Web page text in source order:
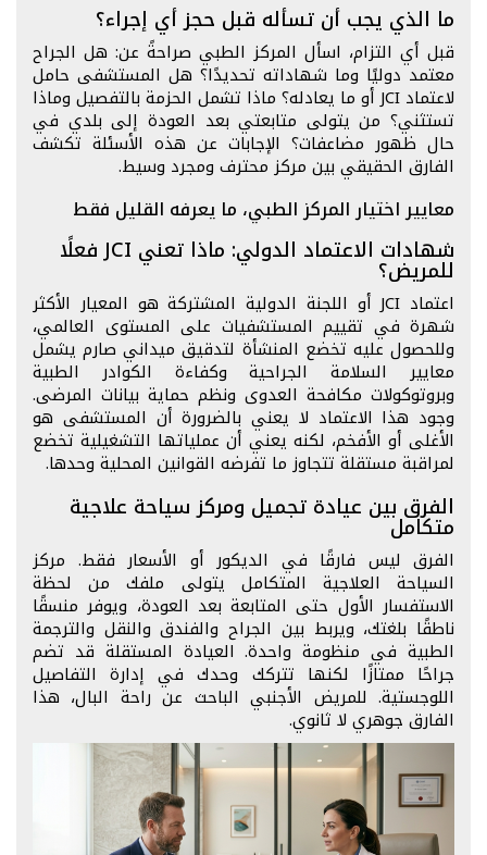
ما الذي يجب أن تسأله قبل حجز أي إجراء؟
قبل أي التزام، اسأل المركز الطبي صراحةً عن: هل الجراح
معتمد دوليًا وما شهاداته تحديدًا؟ هل المستشفى حامل
لاعتماد JCI أو ما يعادله؟ ماذا تشمل الحزمة بالتفصيل وماذا
تستثني؟ من يتولى متابعتي بعد العودة إلى بلدي في
حال ظهور مضاعفات؟ الإجابات عن هذه الأسئلة تكشف
الفارق الحقيقي بين مركز محترف ومجرد وسيط.
معايير اختيار المركز الطبي، ما يعرفه القليل فقط
شهادات الاعتماد الدولي: ماذا تعني JCI فعلًا
للمريض؟
اعتماد JCI أو اللجنة الدولية المشتركة هو المعيار الأكثر
شهرة في تقييم المستشفيات على المستوى العالمي،
وللحصول عليه تخضع المنشأة لتدقيق ميداني صارم يشمل
معايير السلامة الجراحية وكفاءة الكوادر الطبية
وبروتوكولات مكافحة العدوى ونظم حماية بيانات المرضى.
وجود هذا الاعتماد لا يعني بالضرورة أن المستشفى هو
الأغلى أو الأفخم، لكنه يعني أن عملياتها التشغيلية تخضع
لمراقبة مستقلة تتجاوز ما تفرضه القوانين المحلية وحدها.
الفرق بين عيادة تجميل ومركز سياحة علاجية
متكامل
الفرق ليس فارقًا في الديكور أو الأسعار فقط. مركز
السياحة العلاجية المتكامل يتولى ملفك من لحظة
الاستفسار الأول حتى المتابعة بعد العودة، ويوفر منسقًا
ناطقًا بلغتك، ويربط بين الجراح والفندق والنقل والترجمة
الطبية في منظومة واحدة. العيادة المستقلة قد تضم
جراحًا ممتازًا لكنها تتركك وحدك في إدارة التفاصيل
اللوجستية. للمريض الأجنبي الباحث عن راحة البال، هذا
الفارق جوهري لا ثانوي.